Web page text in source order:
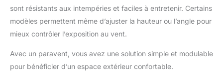
sont résistants aux intempéries et faciles à entretenir. Certains
modèles permettent même d’ajuster la hauteur ou l’angle pour
mieux contrôler l’exposition au vent.
Avec un paravent, vous avez une solution simple et modulable
pour bénéficier d’un espace extérieur confortable.